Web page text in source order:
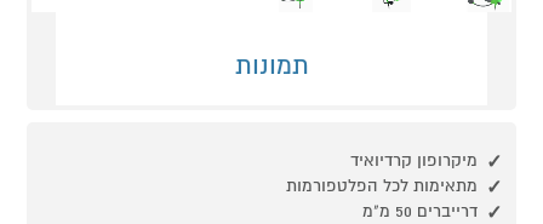
תמונות
מיקרופון קרדיואיד
מתאימות לכל הפלטפורמות
דרייברים 50 מ"מ